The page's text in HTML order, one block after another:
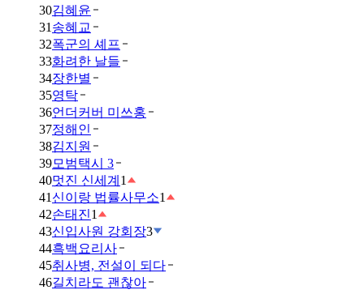
30김혜윤
31 송혜교
32폭군의 셰프
33화려한 날들
34장한별
35영탁
36언더커버 미쓰홍
37정해인
38김지원
39모범택시 3
40멋진 신세계 1
41 신이랑 법률사무소1
42손태진1
43신입사원 강회장3
44흑백요리사
45취사병, 전설이 되다
46길치라도 괜찮아